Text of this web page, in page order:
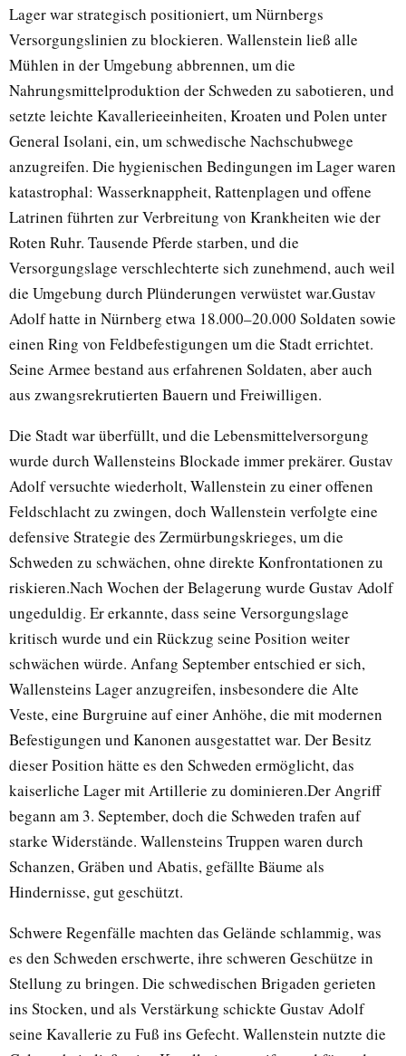
Lager war strategisch positioniert, um Nürnbergs
Versorgungslinien zu blockieren. Wallenstein ließ alle
Mühlen in der Umgebung abbrennen, um die
Nahrungsmittelproduktion der Schweden zu sabotieren, und
setzte leichte Kavallerieeinheiten, Kroaten und Polen unter
General Isolani, ein, um schwedische Nachschubwege
anzugreifen. Die hygienischen Bedingungen im Lager waren
katastrophal: Wasserknappheit, Rattenplagen und offene
Latrinen führten zur Verbreitung von Krankheiten wie der
Roten Ruhr. Tausende Pferde starben, und die
Versorgungslage verschlechterte sich zunehmend, auch weil
die Umgebung durch Plünderungen verwüstet war.Gustav
Adolf hatte in Nürnberg etwa 18.000–20.000 Soldaten sowie
einen Ring von Feldbefestigungen um die Stadt errichtet.
Seine Armee bestand aus erfahrenen Soldaten, aber auch
aus zwangsrekrutierten Bauern und Freiwilligen.
Die Stadt war überfüllt, und die Lebensmittelversorgung
wurde durch Wallensteins Blockade immer prekärer. Gustav
Adolf versuchte wiederholt, Wallenstein zu einer offenen
Feldschlacht zu zwingen, doch Wallenstein verfolgte eine
defensive Strategie des Zermürbungskrieges, um die
Schweden zu schwächen, ohne direkte Konfrontationen zu
riskieren.Nach Wochen der Belagerung wurde Gustav Adolf
ungeduldig. Er erkannte, dass seine Versorgungslage
kritisch wurde und ein Rückzug seine Position weiter
schwächen würde. Anfang September entschied er sich,
Wallensteins Lager anzugreifen, insbesondere die Alte
Veste, eine Burgruine auf einer Anhöhe, die mit modernen
Befestigungen und Kanonen ausgestattet war. Der Besitz
dieser Position hätte es den Schweden ermöglicht, das
kaiserliche Lager mit Artillerie zu dominieren.Der Angriff
begann am 3. September, doch die Schweden trafen auf
starke Widerstände. Wallensteins Truppen waren durch
Schanzen, Gräben und Abatis, gefällte Bäume als
Hindernisse, gut geschützt.
Schwere Regenfälle machten das Gelände schlammig, was
es den Schweden erschwerte, ihre schweren Geschütze in
Stellung zu bringen. Die schwedischen Brigaden gerieten
ins Stocken, und als Verstärkung schickte Gustav Adolf
seine Kavallerie zu Fuß ins Gefecht. Wallenstein nutzte die